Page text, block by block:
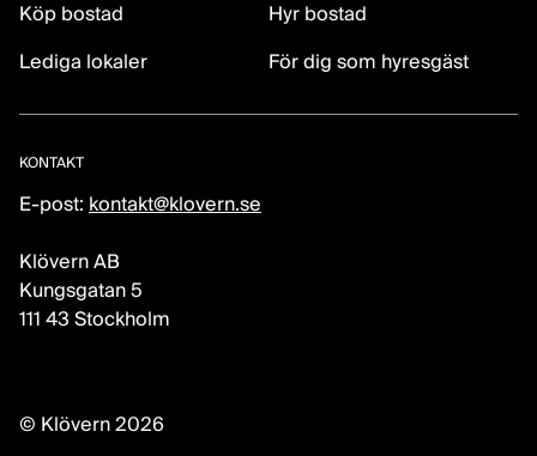
Köp bostad
Hyr bostad
Lediga lokaler
För dig som hyresgäst
KONTAKT
E-post: kontakt@klovern.se
Klövern AB
Kungsgatan 5
111 43 Stockholm
© Klövern 2026